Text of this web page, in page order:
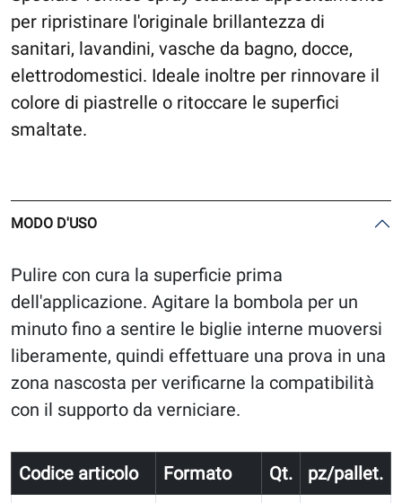
per ripristinare l'originale brillantezza di
sanitari, lavandini, vasche da bagno, docce,
elettrodomestici. Ideale inoltre per rinnovare il
colore di piastrelle o ritoccare le superfici
smaltate.
MODO D'USO
Pulire con cura la superficie prima
dell'applicazione. Agitare la bombola per un
minuto fino a sentire le biglie interne muoversi
liberamente, quindi effettuare una prova in una
zona nascosta per verificarne la compatibilità
con il supporto da verniciare.
Codice articolo Formato Qt.
pz/pallet.